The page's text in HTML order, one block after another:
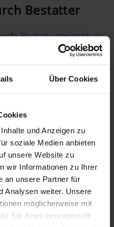
Über Cookies
und Anzeigen zu
soziale Medien anbieten
unsere Website zu
wir Informationen zu Ihrer
an unsere Partner für
Analysen weiter. Unsere
möglicherweise mit
Sie ihnen bereitgestellt
Bestatter
Bestattungsinstitute
genannten Wege auf
hingewiesen
in Deutschland noch
in einigen Teilen
der
zu verfassen. Über
Bestatter in Ihrer
Verstreuung der
anbieten. Der